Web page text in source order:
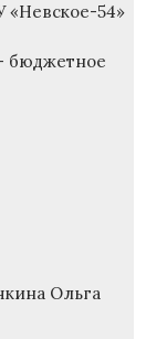
54»
бюджетное
Ольга